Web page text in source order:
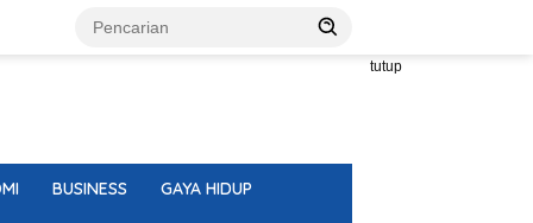
tutup
BUSINESS GAYA HIDUP